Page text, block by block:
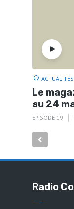
ACTUALITÉS
Le
au 24
ÉPISODE 19
des
Radio